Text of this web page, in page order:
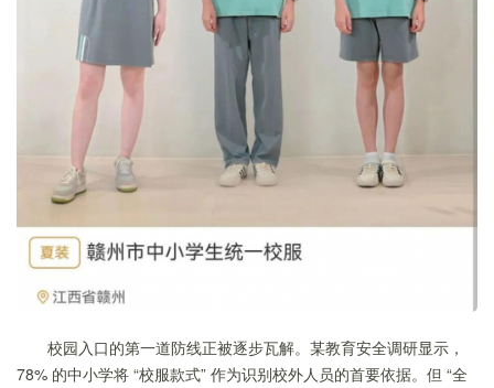
校园入口的第一道防线正被逐步瓦解。某教育安全调研显示，
78% 的中小学将 “校服款式” 作为识别校外人员的首要依据。但 “全